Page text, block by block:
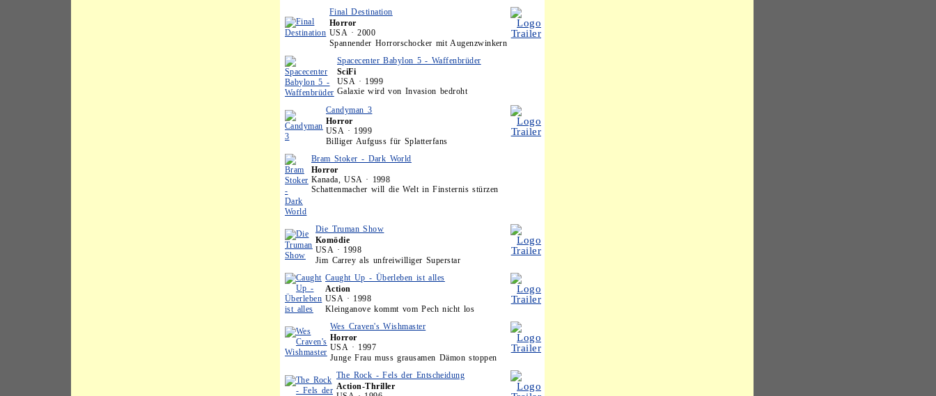
Final Destination
Horror
USA · 2000
Spannender Horrorschocker mit Augenzwinkern
Spacecenter Babylon 5 - Waffenbrüder
SciFi
USA · 1999
Galaxie wird von Invasion bedroht
Candyman 3
Horror
USA · 1999
Billiger Aufguss für Splatterfans
Bram Stoker - Dark World
Horror
Kanada, USA · 1998
Schattenmacher will die Welt in Finsternis stürzen
Die Truman Show
Komödie
USA · 1998
Jim Carrey als unfreiwilliger Superstar
Caught Up - Überleben ist alles
Action
USA · 1998
Kleinganove kommt vom Pech nicht los
Wes Craven's Wishmaster
Horror
USA · 1997
Junge Frau muss grausamen Dämon stoppen
The Rock - Fels der Entscheidung
Action-Thriller